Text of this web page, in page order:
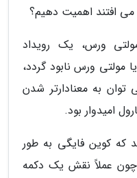
می افتند اهمیت دهیم؟
ورس، یک رویداد
مولتی ورس نابود گردد،
به معنادارتر شدن
امیدوار بود.
که کوین فایگی به طور
چون عملاً نقش یک دکمه